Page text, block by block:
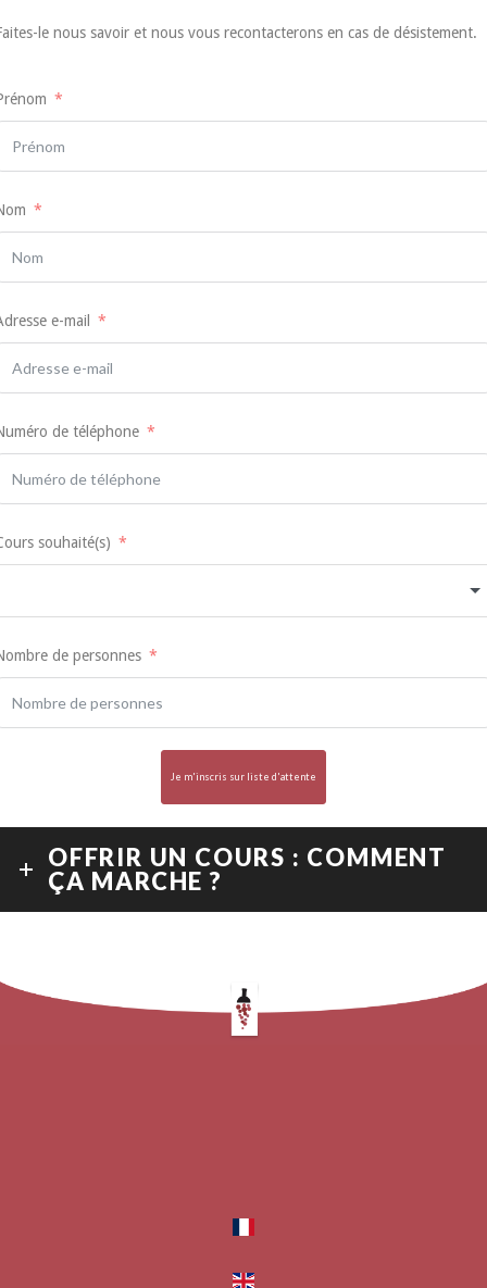
le nous savoir et nous vous recontacterons en cas de désistement.
e-mail
de téléphone
souhaité(s)
de personnes
Je m'inscris sur liste d'attente
OFFRIR UN COURS : COMMENT
ÇA MARCHE ?